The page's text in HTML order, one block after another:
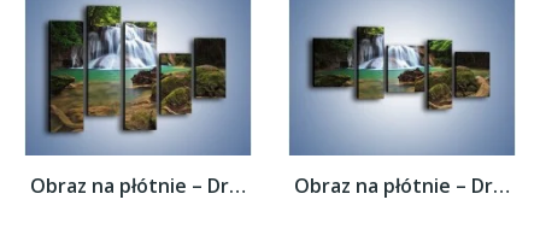
Obraz na płótnie – Drzewa schowane za... Obraz na płótnie – Drzewa schowane za...